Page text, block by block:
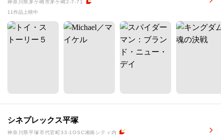
神奈川県茅ケ崎市茅ケ崎2-7-71
11作品上映中
シネプレックス平塚
神奈川県平塚市代官町33-1OSC湘南シティ内